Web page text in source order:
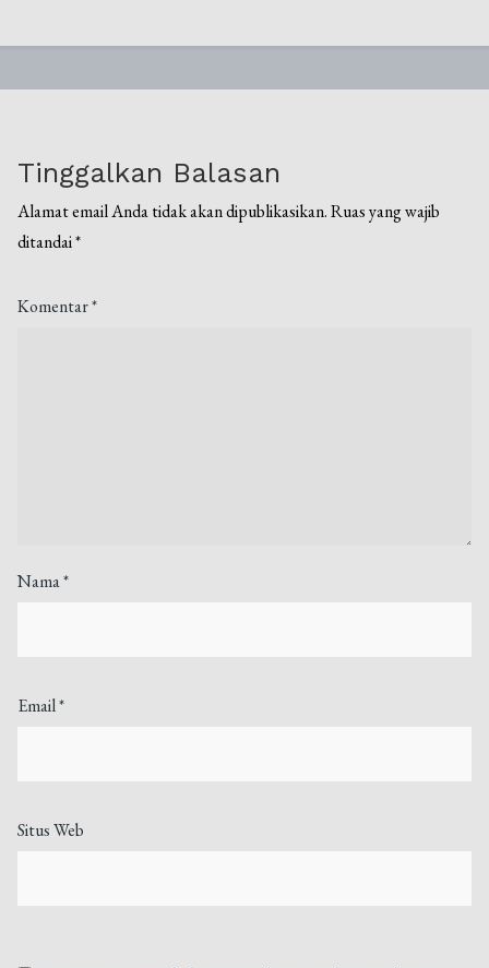
Tinggalkan Balasan
Alamat email Anda tidak akan dipublikasikan. Ruas yang wajib
ditandai*
Komentar*
Nama*
Email*
Situs Web